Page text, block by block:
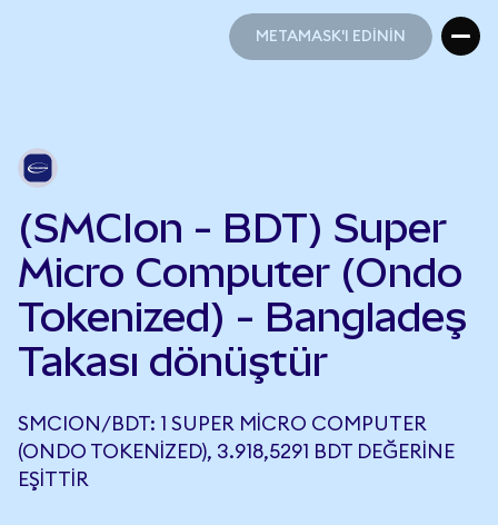
METAMASK'I EDİNİN
(SMCIon - BDT) Super
Micro Computer (Ondo
Tokenized) - Bangladeş
Takası dönüştür
SMCION/BDT: 1 SUPER MICRO COMPUTER
(ONDO TOKENIZED), 3.918,5291 BDT DEĞERINE
EŞITTIR